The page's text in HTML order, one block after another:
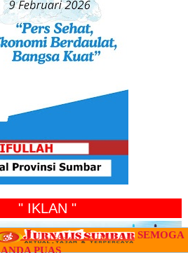
" IKLAN "
SEMOGA
ANDA PUAS